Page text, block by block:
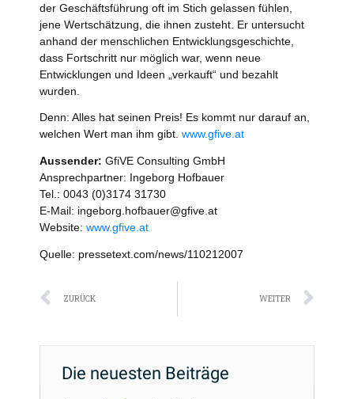
der Geschäftsführung oft im Stich gelassen fühlen,
jene Wertschätzung, die ihnen zusteht. Er untersucht
anhand der menschlichen Entwicklungsgeschichte,
dass Fortschritt nur möglich war, wenn neue
Entwicklungen und Ideen „verkauft“ und bezahlt
wurden.
Denn: Alles hat seinen Preis! Es kommt nur darauf an,
welchen Wert man ihm gibt. www.gfive.at
Aussender: GfiVE Consulting GmbH
Ansprechpartner: Ingeborg Hofbauer
Tel.: 0043 (0)3174 31730
E-Mail: ingeborg.hofbauer@gfive.at
Website: www.gfive.at
Quelle: pressetext.com/news/110212007
Zurück
ZURÜCK WEITER
Die neuesten Beiträge